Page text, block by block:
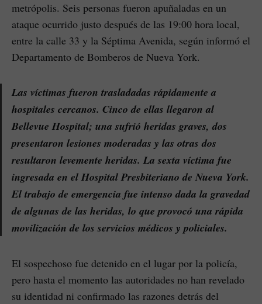
metrópolis. Seis personas fueron apuñaladas en un
ataque ocurrido justo después de las 19:00 hora local,
entre la calle 33 y la Séptima Avenida, según informó el
Departamento de Bomberos de Nueva York.
Las víctimas fueron trasladadas rápidamente a
hospitales cercanos. Cinco de ellas llegaron al
Bellevue Hospital; una sufrió heridas graves, dos
presentaron lesiones moderadas y las otras dos
resultaron levemente heridas. La sexta víctima fue
ingresada en el Hospital Presbiteriano de Nueva York.
El trabajo de emergencia fue intenso dada la gravedad
de algunas de las heridas, lo que provocó una rápida
movilización de los servicios médicos y policiales.
El sospechoso fue detenido en el lugar por la policía,
pero hasta el momento las autoridades no han revelado
su identidad ni confirmado las razones detrás del